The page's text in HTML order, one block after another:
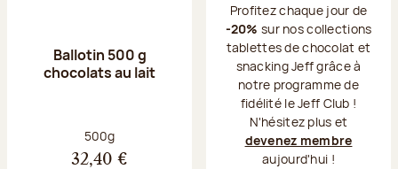
Ballotin 500 g
chocolats au lait
Poids net :
500g
32,40 €
Profitez chaque jour de
-20% sur nos collections
tablettes de chocolat et
snacking Jeff grâce à
notre programme de
fidélité le Jeff Club !
N'hésitez plus et
devenez membre
aujourd'hui !